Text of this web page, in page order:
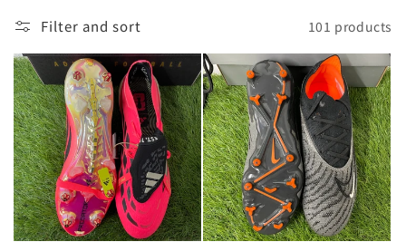
l
e
c
t
i
o
n
:
Filter and sort 101 products